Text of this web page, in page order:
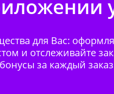
для Вас:
и отслеживайте
за каждый